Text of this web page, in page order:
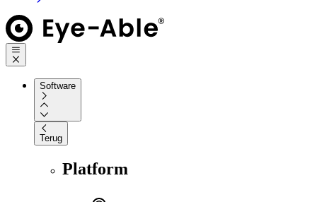
Software
Terug
Platform